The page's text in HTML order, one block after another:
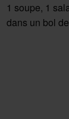
1 soupe, 1
dans un bol